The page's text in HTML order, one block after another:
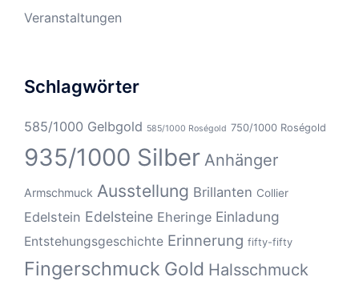
Veranstaltungen
Schlagwörter
585/1000 Gelbgold 585/1000 Roségold 750/1000 Roségold
935/1000 Silber Anhänger
Armschmuck Ausstellung Brillanten Collier
Edelstein Edelsteine Eheringe Einladung
Entstehungsgeschichte Erinnerung fifty-fifty
Fingerschmuck Gold Halsschmuck